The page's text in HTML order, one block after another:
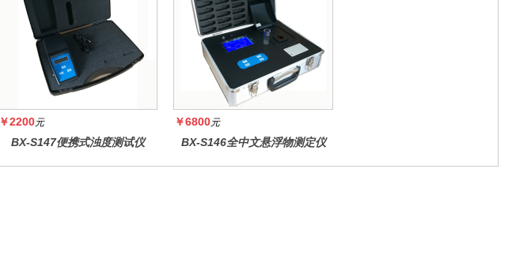
￥2200元
BX-S147便携式浊度测试仪
￥6800元
BX-S146全中文悬浮物测定仪